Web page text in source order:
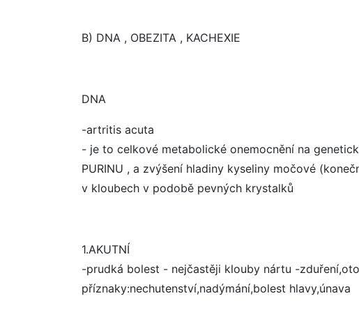
B) DNA , OBEZITA , KACHEXIE
DNA
-artritis acuta
- je to celkové metabolické onemocnění na
PURINU , a zvýšení hladiny kyseliny močové
v kloubech v podobě pevných krystalků
1.AKUTNÍ
-prudká bolest - nejčastěji klouby nártu -
příznaky:nechutenství,nadýmání,bolest hlavy,únava